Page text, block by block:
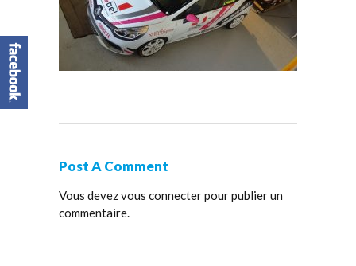
Post A Comment
Vous devezvous connecterpour publier un
commentaire.